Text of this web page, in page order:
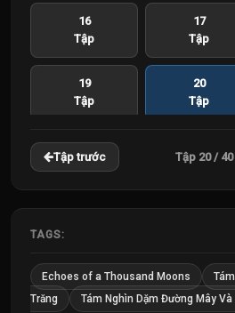
16
Tập
17
Tập
19
Tập
20
Tập
22
Tập
Tập
25
26
28
Tập
29
Tập
Tập trước Tập 20 / 40
TAGS:
Echoes of a Thousand Moons
Trăng
Tám Nghìn Dặm Đường Mây